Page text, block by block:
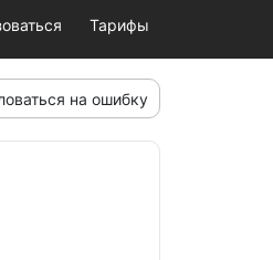
Тарифы
на ошибку